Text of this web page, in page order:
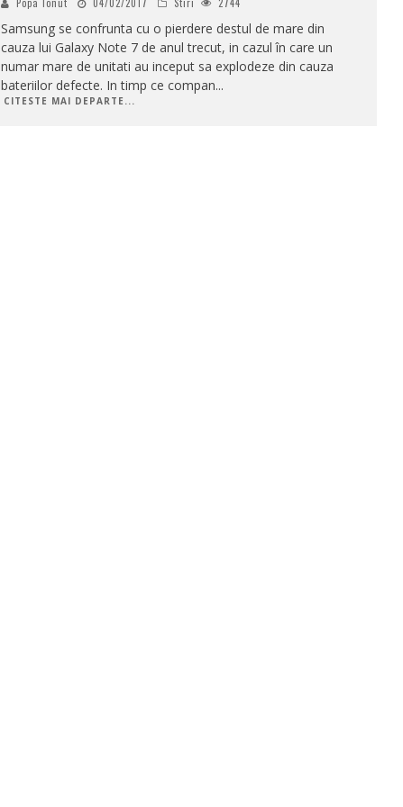
Samsung se confrunta cu o pierdere destul de mare din
cauza lui Galaxy Note 7 de anul trecut, in cazul în care un
numar mare de unitati au inceput sa explodeze din cauza
bateriilor defecte. In timp ce compan...
CITESTE MAI DEPARTE...